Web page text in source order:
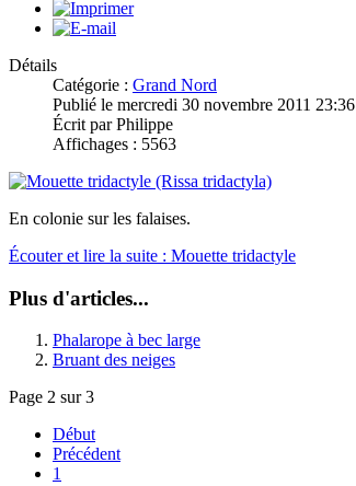
Détails
Catégorie : Grand Nord
Publié le mercredi 30 novembre 2011 23:36
Écrit par Philippe
Affichages : 5563
En colonie sur les falaises.
Écouter et lire la suite : Mouette tridactyle
Plus d'articles...
Phalarope à bec large
Bruant des neiges
Page 2 sur 3
Début
Précédent
1